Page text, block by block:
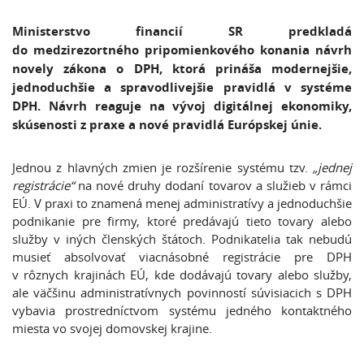
Ministerstvo financií SR predkladá
do medzirezortného pripomienkového konania návrh
novely zákona o DPH, ktorá prináša modernejšie,
jednoduchšie a spravodlivejšie pravidlá v systéme
DPH. Návrh reaguje na vývoj digitálnej ekonomiky,
skúsenosti z praxe a nové pravidlá Európskej únie.
Jednou z hlavných zmien je rozšírenie systému tzv. „jednej
registrácie“na nové druhy dodaní tovarov a služieb v rámci
EÚ. V praxi to znamená menej administratívy a jednoduchšie
podnikanie pre firmy, ktoré predávajú tieto tovary alebo
služby v iných členských štátoch. Podnikatelia tak nebudú
musieť absolvovať viacnásobné registrácie pre DPH
v rôznych krajinách EÚ, kde dodávajú tovary alebo služby,
ale väčšinu administratívnych povinností súvisiacich s DPH
vybavia prostredníctvom systému jedného kontaktného
miesta vo svojej domovskej krajine.